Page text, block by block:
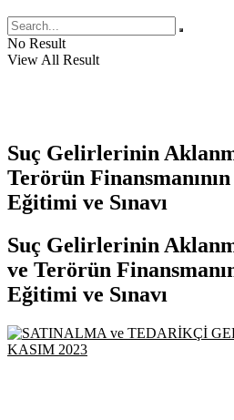
No Result
View All Result
Suç Gelirlerinin
Terörün
Eğitimi ve Sınavı
Suç Gelirlerinin
ve Terörün
Eğitimi ve Sınavı